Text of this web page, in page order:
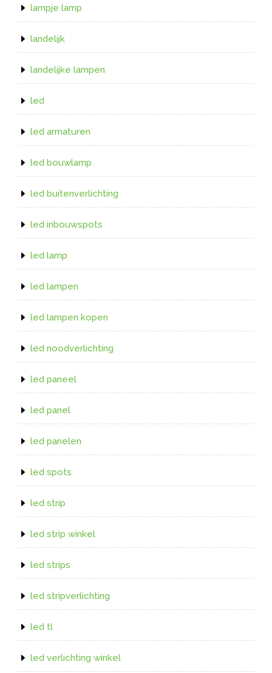
lampje lamp
landelijk
landelijke lampen
led
led armaturen
led bouwlamp
led buitenverlichting
led inbouwspots
led lamp
led lampen
led lampen kopen
led noodverlichting
led paneel
led panel
led panelen
led spots
led strip
led strip winkel
led strips
led stripverlichting
led tl
led verlichting winkel